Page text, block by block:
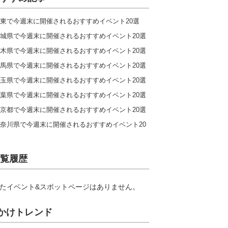
で今週末に開催されるおすすめイベント20選
県で今週末に開催されるおすすめイベント20選
県で今週末に開催されるおすすめイベント20選
県で今週末に開催されるおすすめイベント20選
県で今週末に開催されるおすすめイベント20選
県で今週末に開催されるおすすめイベント20選
都で今週末に開催されるおすすめイベント20選
川県で今週末に開催されるおすすめイベント20
履歴
イベント&スポットページはありません。
けトレンド